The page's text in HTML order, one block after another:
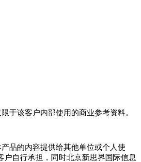
于该客户内部使用的商业参考资料。
品的内容提供给其他单位或个人使
自行承担，同时北京新思界国际信息